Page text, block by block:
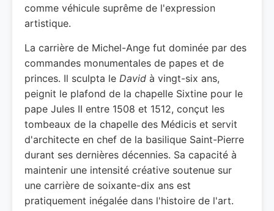
comme véhicule suprême de l'expression
artistique.
La carrière de Michel-Ange fut dominée par des
commandes monumentales de papes et de
princes. Il sculpta le David à vingt-six ans,
peignit le plafond de la chapelle Sixtine pour le
pape Jules II entre 1508 et 1512, conçut les
tombeaux de la chapelle des Médicis et servit
d'architecte en chef de la basilique Saint-Pierre
durant ses dernières décennies. Sa capacité à
maintenir une intensité créative soutenue sur
une carrière de soixante-dix ans est
pratiquement inégalée dans l'histoire de l'art.